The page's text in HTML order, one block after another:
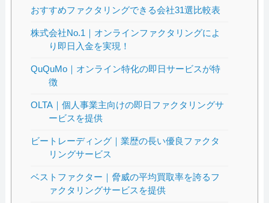
おすすめファクタリングできる会社31選比較表
株式会社No.1｜オンラインファクタリングによ
り即日入金を実現！
QuQuMo｜オンライン特化の即日サービスが特
徴
OLTA｜個人事業主向けの即日ファクタリングサ
ービスを提供
ビートレーディング｜業歴の長い優良ファクタ
リングサービス
ベストファクター｜脅威の平均買取率を誇るフ
ァクタリングサービスを提供